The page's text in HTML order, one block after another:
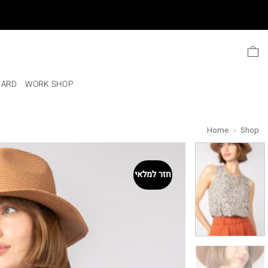
content
WORK SHOP
Home » Shop
חזר למלאי